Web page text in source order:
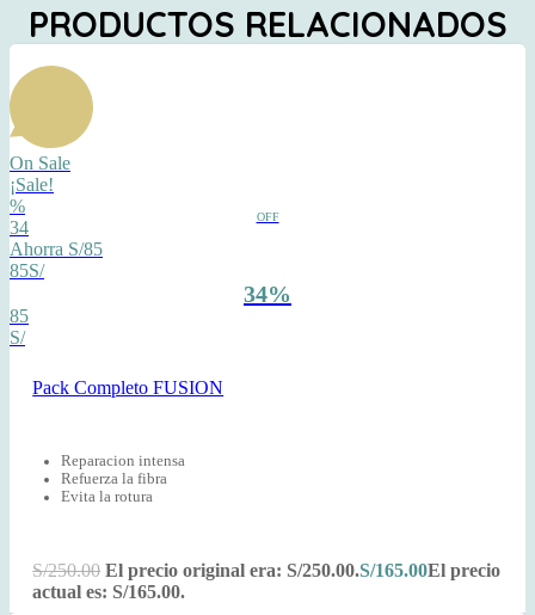
PRODUCTOS RELACIONADOS
On Sale
¡Sale!
%
OFF
34
Ahorra S/85
85S/
34%
85
S/
Pack Completo FUSION
Reparacion intensa
Refuerza la fibra
Evita la rotura
S/250.00 El precio original era: S/250.00.S/165.00El precio
actual es: S/165.00.